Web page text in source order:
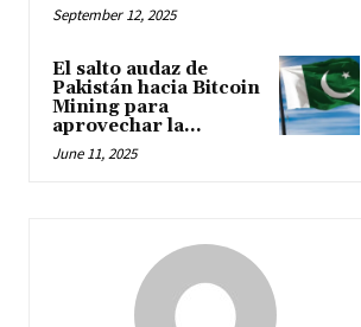
September 12, 2025
El salto audaz de
Pakistán hacia Bitcoin
Mining para
aprovechar la...
June 11, 2025